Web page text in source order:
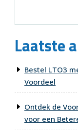
Laatste
Bestel LTO3
Voordeel
Ontdek de
voor een